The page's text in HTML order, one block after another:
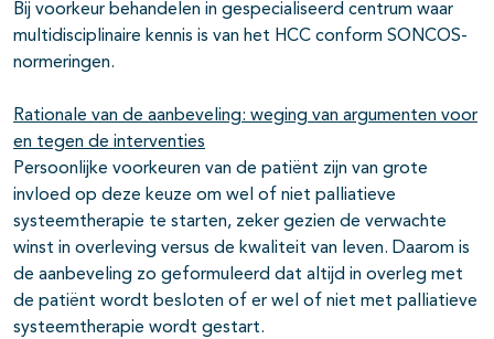
Bij voorkeur behandelen in gespecialiseerd centrum waar
multidisciplinaire kennis is van het HCC conform SONCOS-
normeringen.
Rationale van de aanbeveling: weging van argumenten voor
en tegen de interventies
Persoonlijke voorkeuren van de patiënt zijn van grote
invloed op deze keuze om wel of niet palliatieve
systeemtherapie te starten, zeker gezien de verwachte
winst in overleving versus de kwaliteit van leven. Daarom is
de aanbeveling zo geformuleerd dat altijd in overleg met
de patiënt wordt besloten of er wel of niet met palliatieve
systeemtherapie wordt gestart.